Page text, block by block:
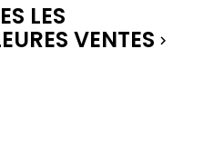
LES
VENTES 